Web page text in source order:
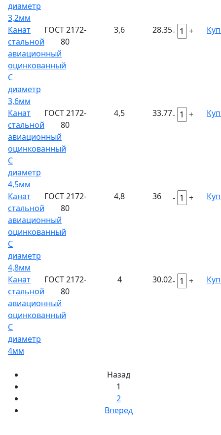
диаметр
3,2мм
Канат
стальной
авиационный
оцинкованный
С
диаметр
3,6мм
ГОСТ 2172-
80
3,6 28.35- +
Канат
стальной
авиационный
оцинкованный
С
диаметр
4,5мм
ГОСТ 2172-
80
4,5 33.77- +
Канат
стальной
авиационный
оцинкованный
С
диаметр
4,8мм
ГОСТ 2172-
80
4,8 36 - +
Канат
стальной
авиационный
оцинкованный
С
диаметр
4мм
ГОСТ 2172-
80
4 30.02- +
Назад
1
2
Вперед